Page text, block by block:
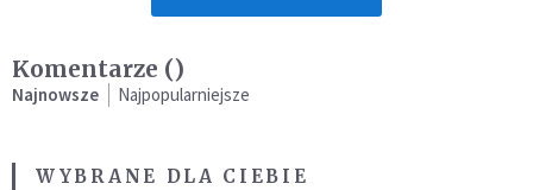
Komentarze ()
Najnowsze Najpopularniejsze
WYBRANE DLA CIEBIE